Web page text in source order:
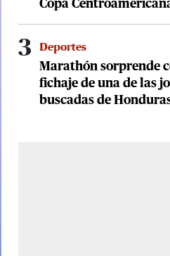
Copa
3 Deportes
Marathón sorprende
fichaje de una de las
buscadas de